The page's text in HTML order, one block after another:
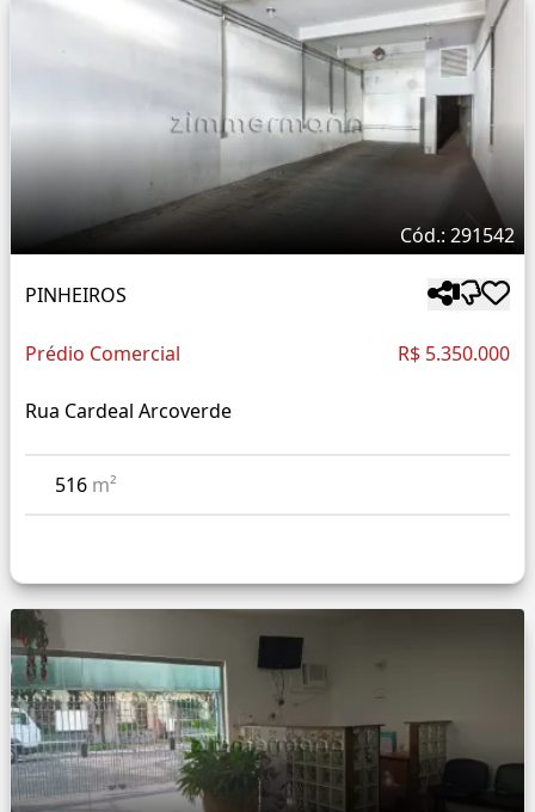
Cód.: 291542
PINHEIROS
Prédio Comercial R$ 5.350.000
Rua Cardeal Arcoverde
516 m²